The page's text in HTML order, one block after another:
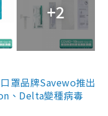
+2
罩品牌Savewo推出
、Delta變種病毒